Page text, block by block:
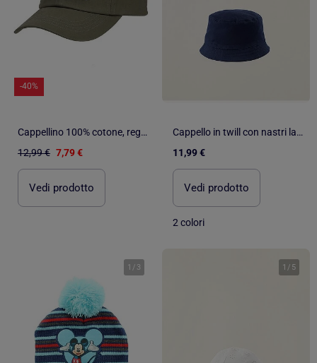
-40%
Cappellino 100% cotone, regolabile, messaggio Happy Kid ricamato unisex bambino Isotoner
12,99 € 7,79 €
Vedi prodotto
Cappello in twill con nastri laterali
11,99 €
Vedi prodotto
2 colori
1 / 3 1 / 5